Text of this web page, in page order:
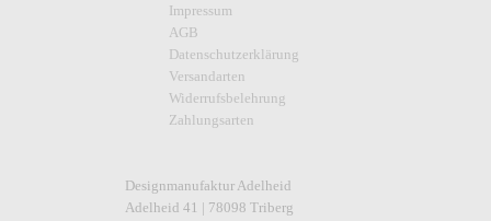
Impressum
AGB
Datenschutzerklärung
Versandarten
Widerrufsbelehrung
Zahlungsarten
Designmanufaktur Adelheid
Adelheid 41 | 78098 Triberg